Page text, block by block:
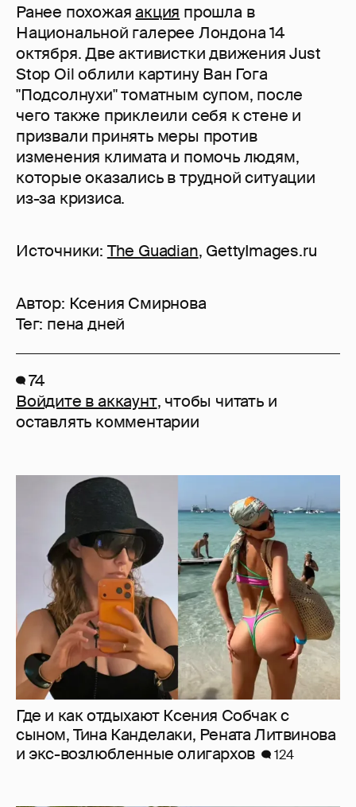
Ранее похожаяакция прошла в
Национальной галерее Лондона 14
октября. Две активистки движения Just
Stop Oil облили картину Ван Гога
"Подсолнухи" томатным супом, после
чего также приклеили себя к стене и
призвали принять меры против
изменения климата и помочь людям,
которые оказались в трудной ситуации
из-за кризиса.
Источники: The Guadian, GettyImages.ru
Автор: Ксения Смирнова
Тег: пена дней
74
Войдите в аккаунт, чтобы читать и
оставлять комментарии
Где и как отдыхают Ксения Собчак с
сыном, Тина Канделаки, Рената Литвинова
и экс-возлюбленные олигархов
124